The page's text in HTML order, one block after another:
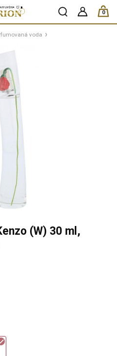
0
ks /
voda
(W) 30 ml,